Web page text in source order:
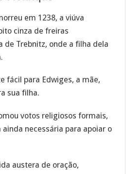
em 1238, a viúva
cinza de freiras
de Trebnitz, onde a filha dela
fácil para Edwiges, a mãe,
sua filha.
votos religiosos formais,
necessária para apoiar o
austera de oração,